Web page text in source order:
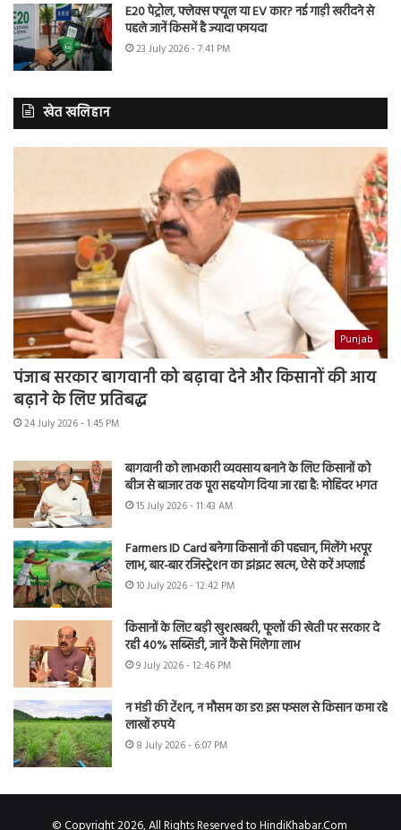
E20 पेट्रोल, फ्लेक्स फ्यूल या EV कार? नई गाड़ी खरीदने से
पहले जानें किसमें है ज्यादा फायदा
23 July 2026 - 7:41 PM
खेत खलिहान
Punjab
पंजाब सरकार बागवानी को बढ़ावा देने और किसानों की आय
बढ़ाने के लिए प्रतिबद्ध
24 July 2026 - 1:45 PM
बागवानी को लाभकारी व्यवसाय बनाने के लिए किसानों को
बीज से बाजार तक पूरा सहयोग दिया जा रहा है: मोहिंदर भगत
15 July 2026 - 11:43 AM
Farmers ID Card बनेगा किसानों की पहचान, मिलेंगे भरपूर
लाभ, बार-बार रजिस्ट्रेशन का झंझट खत्म, ऐसे करें अप्लाई
10 July 2026 - 12:42 PM
किसानों के लिए बड़ी खुशखबरी, फूलों की खेती पर सरकार दे
रही 40% सब्सिडी, जानें कैसे मिलेगा लाभ
9 July 2026 - 12:46 PM
न मंडी की टेंशन, न मौसम का डर! इस फसल से किसान कमा रहे
लाखों रुपये
8 July 2026 - 6:07 PM
© Copyright 2026, All Rights Reserved to HindiKhabar.Com